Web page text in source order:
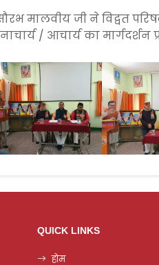
मालवीय जी ने विद्वत
/ आचार्य का मार्गदर्शन
QUICK LINKS
होम